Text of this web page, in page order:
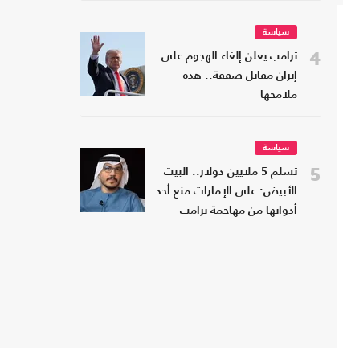
4
سياسة
ترامب يعلن إلغاء الهجوم على
إيران مقابل صفقة.. هذه
ملامحها
5
سياسة
تسلم 5 ملايين دولار.. البيت
الأبيض: على الإمارات منع أحد
أدواتها من مهاجمة ترامب